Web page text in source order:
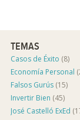
TEMAS
Casos de Éxito (8)
Economía Personal
Falsos Gurús (15)
Invertir Bien (45)
José Castelló ExEd